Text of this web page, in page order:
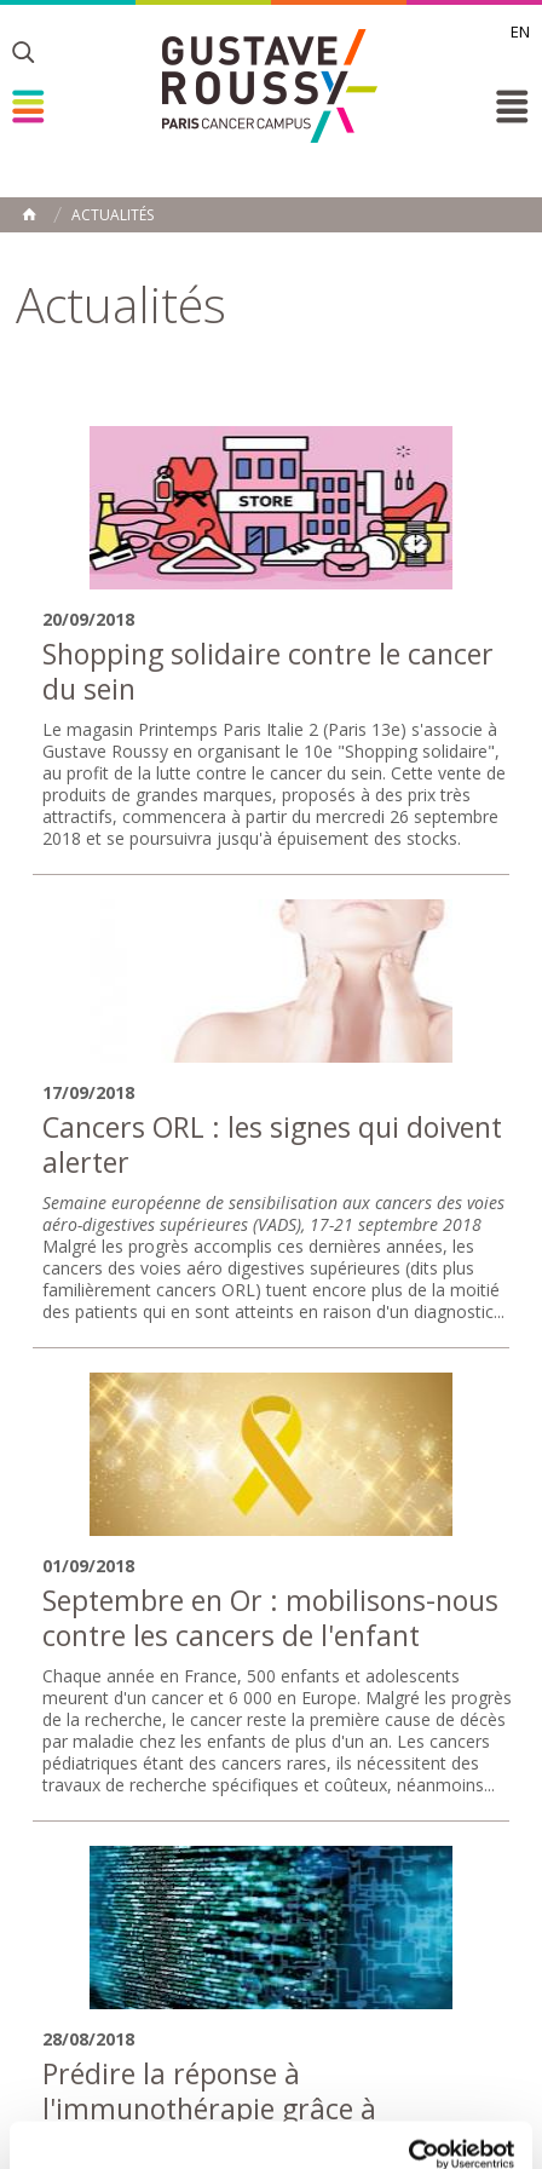
EN
Toggle
Toggle
ACCUEIL
ACTUALITÉS
Actualités
20/09/2018
Shopping solidaire contre le cancer
du sein
Le magasin Printemps Paris Italie 2 (Paris 13e) s'associe à
Gustave Roussy en organisant le 10e "Shopping solidaire",
au profit de la lutte contre le cancer du sein. Cette vente de
produits de grandes marques, proposés à des prix très
attractifs, commencera à partir du mercredi 26 septembre
2018 et se poursuivra jusqu'à épuisement des stocks.
17/09/2018
Cancers ORL : les signes qui doivent
alerter
Semaine européenne de sensibilisation aux cancers des voies
aéro-digestives supérieures (VADS), 17-21 septembre 2018
Malgré les progrès accomplis ces dernières années, les
cancers des voies aéro digestives supérieures (dits plus
familièrement cancers ORL) tuent encore plus de la moitié
des patients qui en sont atteints en raison d'un diagnostic...
01/09/2018
Septembre en Or : mobilisons-nous
contre les cancers de l'enfant
Chaque année en France, 500 enfants et adolescents
meurent d'un cancer et 6 000 en Europe. Malgré les progrès
de la recherche, le cancer reste la première cause de décès
par maladie chez les enfants de plus d'un an. Les cancers
pédiatriques étant des cancers rares, ils nécessitent des
travaux de recherche spécifiques et coûteux, néanmoins...
28/08/2018
Prédire la réponse à
l'immunothérapie grâce à